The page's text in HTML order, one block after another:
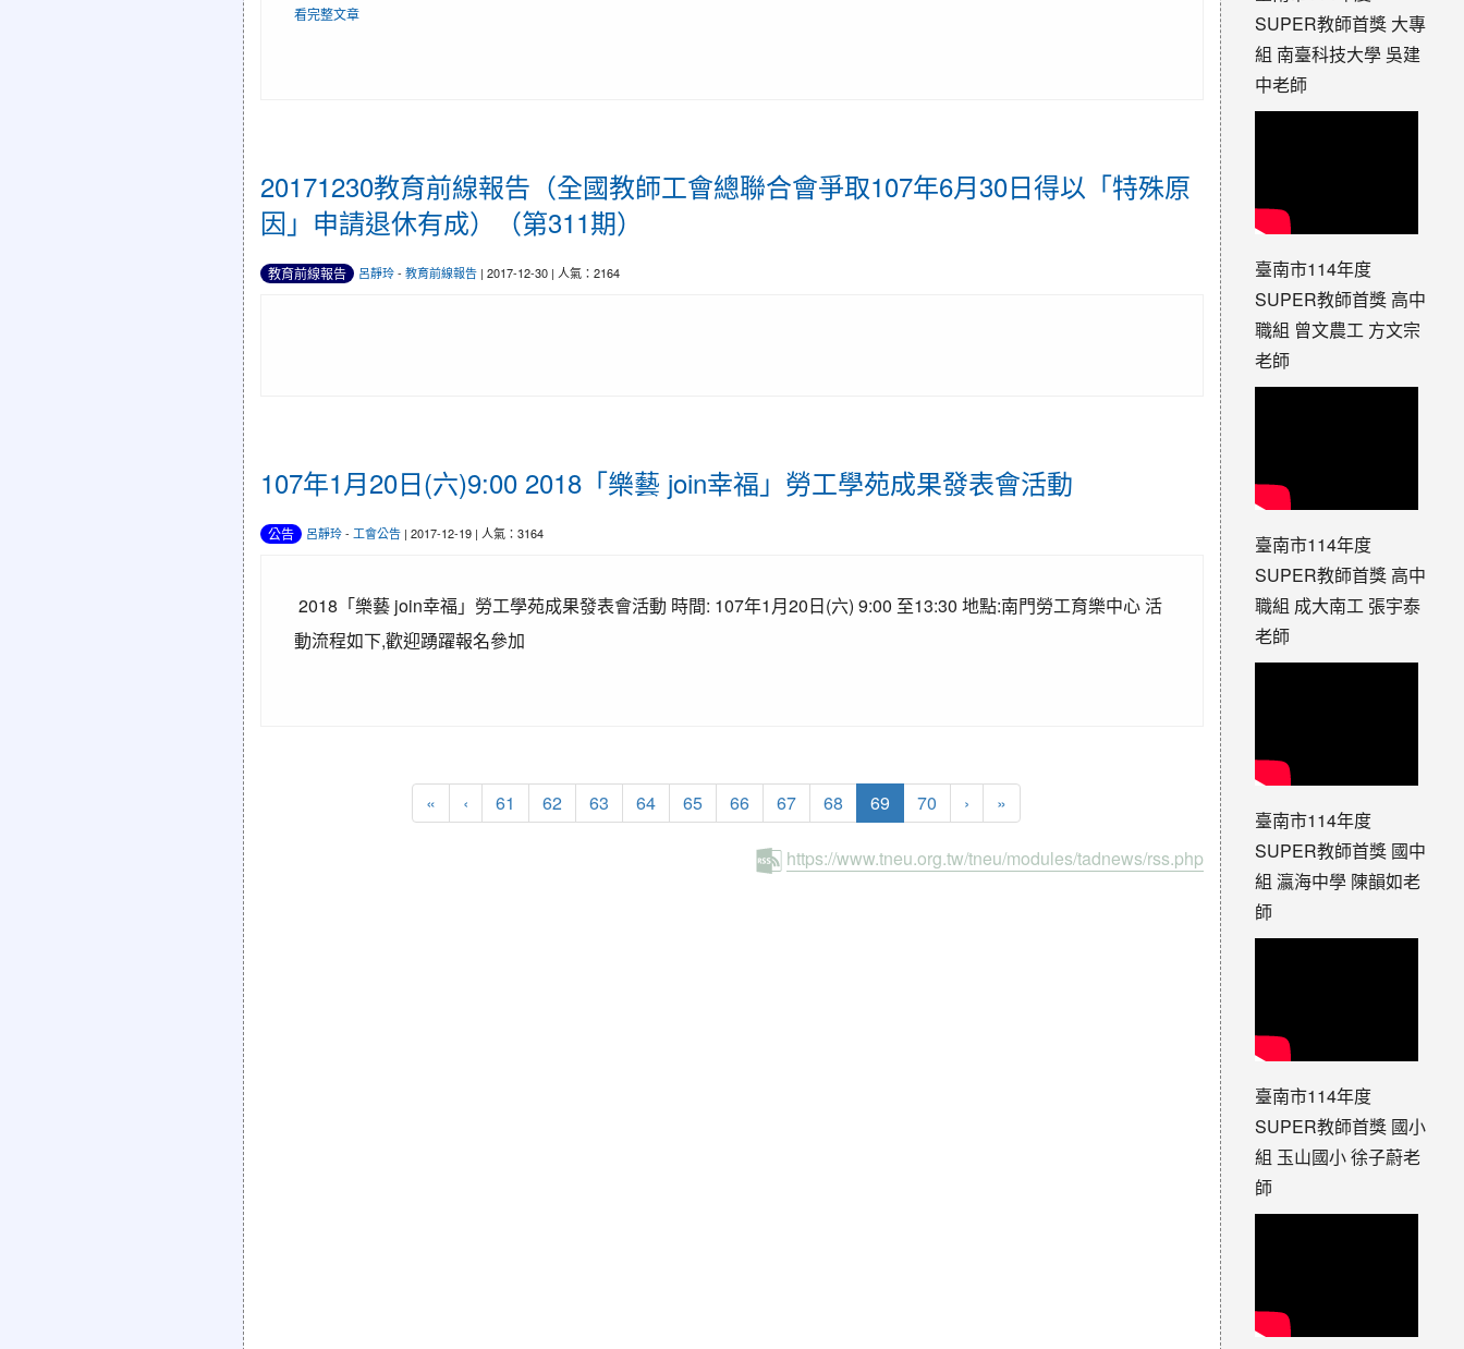
看完整文章
20171230教育前線報告（全國教師工會總聯合會爭取107年6月30日得以「特殊原
因」申請退休有成）（第311期）
教育前線報告 呂靜玲- 教育前線報告 | 2017-12-30 | 人氣：2164
107年1月20日(六)9:00 2018「樂藝 join幸福」勞工學苑成果發表會活動
公告 呂靜玲- 工會公告 | 2017-12-19 | 人氣：3164
2018「樂藝 join幸福」勞工學苑成果發表會活動 時間: 107年1月20日(六) 9:00 至13:30 地點:南門勞工育樂中心 活
動流程如下,歡迎踴躍報名參加
« ‹ 61 62 63 64 65 66 67 68 69(current)
70 › »
https://www.tneu.org.tw/tneu/modules/tadnews/rss.php
SUPER教師首獎 大專
組 南臺科技大學 吳建
中老師
臺南市114年度
SUPER教師首獎 高中
職組 曾文農工 方文宗
老師
臺南市114年度
SUPER教師首獎 高中
職組 成大南工 張宇泰
老師
臺南市114年度
SUPER教師首獎 國中
組 瀛海中學 陳韻如老
師
臺南市114年度
SUPER教師首獎 國小
組 玉山國小 徐子蔚老
師